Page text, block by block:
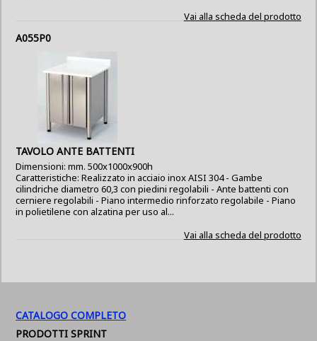
Vai alla scheda del prodotto
A055P0
TAVOLO ANTE BATTENTI
Dimensioni: mm. 500x1000x900h
Caratteristiche: Realizzato in acciaio inox AISI 304 - Gambe
cilindriche diametro 60,3 con piedini regolabili - Ante battenti con
cerniere regolabili - Piano intermedio rinforzato regolabile - Piano
in polietilene con alzatina per uso al...
Vai alla scheda del prodotto
CATALOGO COMPLETO
PRODOTTI SPRINT